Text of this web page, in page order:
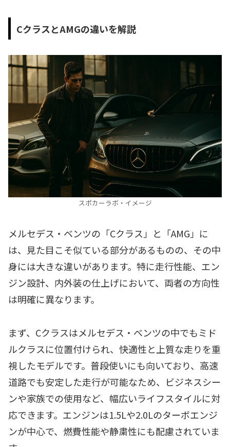
CクラスとAMGの違いを解説
スポカーラボ・イメージ
メルセデス・ベンツの「Cクラス」と「AMG」に
は、見た目こそ似ている部分があるものの、その中
身には大きな違いがあります。特に走行性能、エン
ジン設計、内外装の仕上げにおいて、両者の方向性
は明確に異なります。
まず、Cクラスはメルセデス・ベンツの中でもミド
ルクラスに位置付けられ、快適性と上質な走りを重
視したモデルです。普段使いにも向いており、高速
道路でも安定した走行が可能なため、ビジネスシー
ンや家族での使用など、幅広いライフスタイルに対
応できます。エンジンは1.5Lや2.0Lのターボエンジ
ンが中心で、燃費性能や静粛性にも配慮されていま